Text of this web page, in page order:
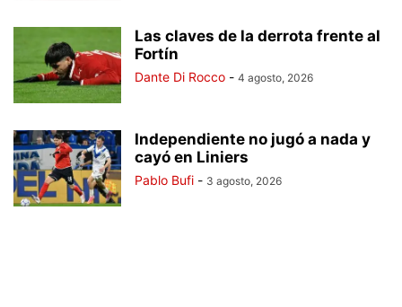
Las claves de la derrota frente al
Fortín
Dante Di Rocco - 4 agosto, 2026
Independiente no jugó a nada y
cayó en Liniers
Pablo Bufi - 3 agosto, 2026